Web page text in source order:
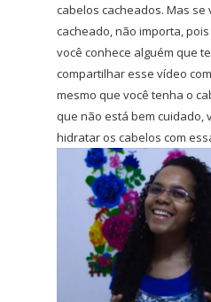
cabelos cacheados. Mas se
cacheado, não importa,
você conhece alguém que
compartilhar esse vídeo
mesmo que você tenha o
que não está bem cuidado,
hidratar os cabelos com